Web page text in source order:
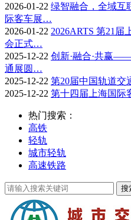
2026-01-22 绿智融合，全域互
际客车展…
2026-01-22 2026ARTS 第21届
会正式…
2025-12-22 创新·融合·共赢
通展圆…
2025-12-22 第20届中国轨道交
2025-12-22 第十四届上海国际
热门搜索：
高铁
轻轨
城市轻轨
高速铁路